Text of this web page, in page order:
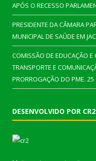
APÓS O RECESSO
PRESIDENTE DA CÂMARA
MUNICIPAL DE SAÚDE EM
COMISSÃO DE EDUCAÇÃO E
TRANSPORTE E
PRORROGAÇÃO DO PME. 25
DESENVOLVIDO POR CR2